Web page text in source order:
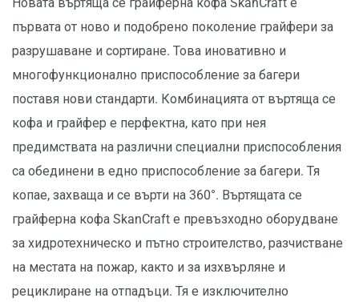
първата от ново и подобрено поколение грайфери за
разрушаване и сортиране. Това иновативно и
многофункционално приспособление за багери
поставя нови стандарти. Комбинацията от въртяща се
кофа и грайфер е перфектна, като при нея
предимствата на различни специални приспособления
са обединени в едно приспособление за багери. Тя
копае, захваща и се върти на 360°. Въртящата се
грайферна кофа SkanCraft е превъзходно оборудване
за хидротехническо и пътно строителство, разчистване
на местата на пожар, както и за изхвърляне и
рециклиране на отпадъци. Тя е изключително